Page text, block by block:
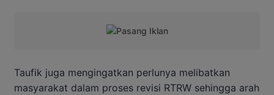
Taufik juga mengingatkan perlunya melibatkan
masyarakat dalam proses revisi RTRW sehingga arah